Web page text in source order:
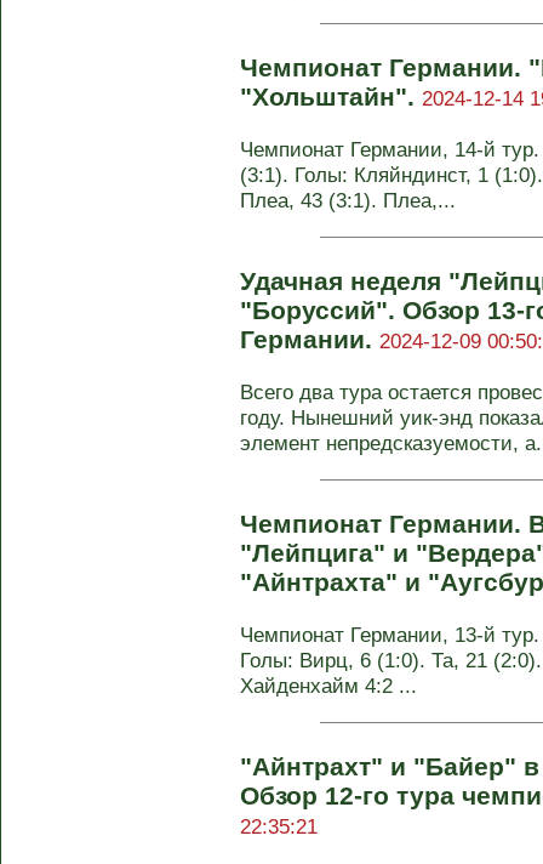
Чемпионат Германии.
"Хольштайн". 2024-12-14
Чемпионат Германии, 14-й
(3:1). Голы: Кляйндинст, 1
Плеа, 43 (3:1). Плеа,...
Удачная неделя
"Боруссий". Обзор 13-
Германии. 2024-12-09
Всего два тура остается
году. Нынешний уик-энд
элемент непредсказуемости,
Чемпионат Германии.
"Лейпцига" и
"Айнтрахта" и
Чемпионат Германии, 13-й
Голы: Вирц, 6 (1:0). Та, 21
Хайденхайм 4:2 ...
"Айнтрахт" и "Байер"
Обзор 12-го тура
22:35:21